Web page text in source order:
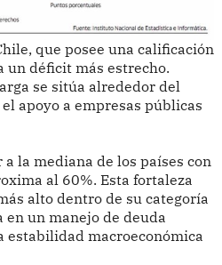
que posee una calificación
un déficit más estrecho.
se sitúa alrededor del
apoyo a empresas públicas
la mediana de los países con
al 60%. Esta fortaleza
alto dentro de su categoría
un manejo de deuda
estabilidad macroeconómica